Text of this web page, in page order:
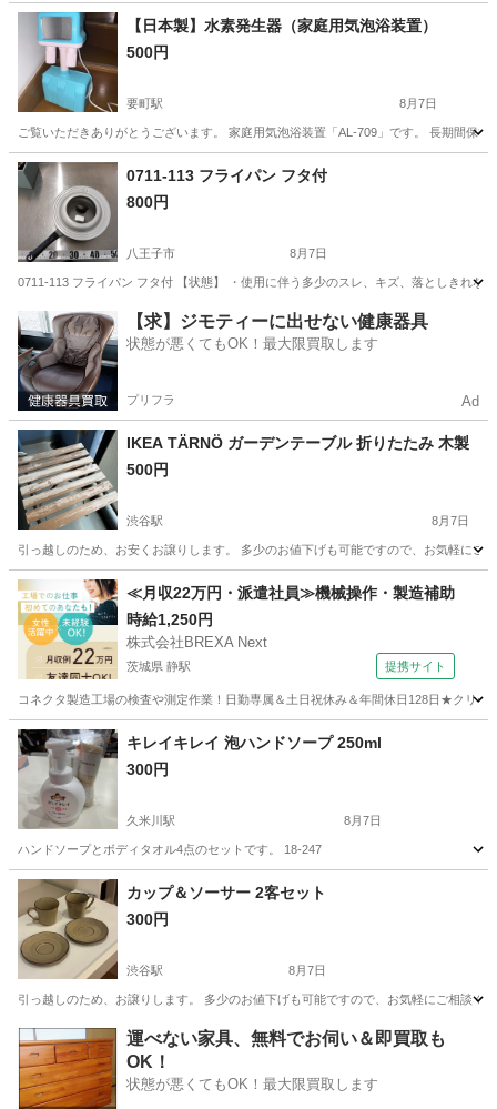
東京 渋谷区 渋谷駅 食器
【日本製】水素発生器（家庭用気泡浴装置）
500円
要町駅 8月7日
ご覧いただきありがとうございます。 家庭用気泡浴装置「AL-709」です。 長期間保
東京 豊島区 生活雑貨
0711-113 フライパン フタ付
800円
八王子市 8月7日
0711-113 フライパン フタ付 【状態】 ・使用に伴う多少のスレ、キズ、落としきれ
東京 八王子市 調理器具 フライパン
【求】ジモティーに出せない健康器具
状態が悪くてもOK！最大限買取します
プリフラ Ad
IKEA TÄRNÖ ガーデンテーブル 折りたたみ 木製
500円
渋谷駅 8月7日
引っ越しのため、お安くお譲りします。 多少のお値下げも可能ですので、お気軽に
東京 渋谷区 渋谷駅 家庭用品
≪月収22万円・派遣社員≫機械操作・製造補助
時給1,250円
株式会社BREXA Next
茨城県 静駅 提携サイト
コネクタ製造工場の検査や測定作業！日勤専属＆土日祝休み＆年間休日128日★クリ
茨城 常陸大宮市 静駅 その他
キレイキレイ 泡ハンドソープ 250ml
300円
久米川駅 8月7日
ハンドソープとボディタオル4点のセットです。 18-247
東京 東村山市 久米川駅 家庭用品
カップ＆ソーサー 2客セット
300円
渋谷駅 8月7日
引っ越しのため、お譲りします。 多少のお値下げも可能ですので、お気軽にご相談
東京 渋谷区 渋谷駅 食器
運べない家具、無料でお伺い＆即買取も
OK！
状態が悪くてもOK！最大限買取します